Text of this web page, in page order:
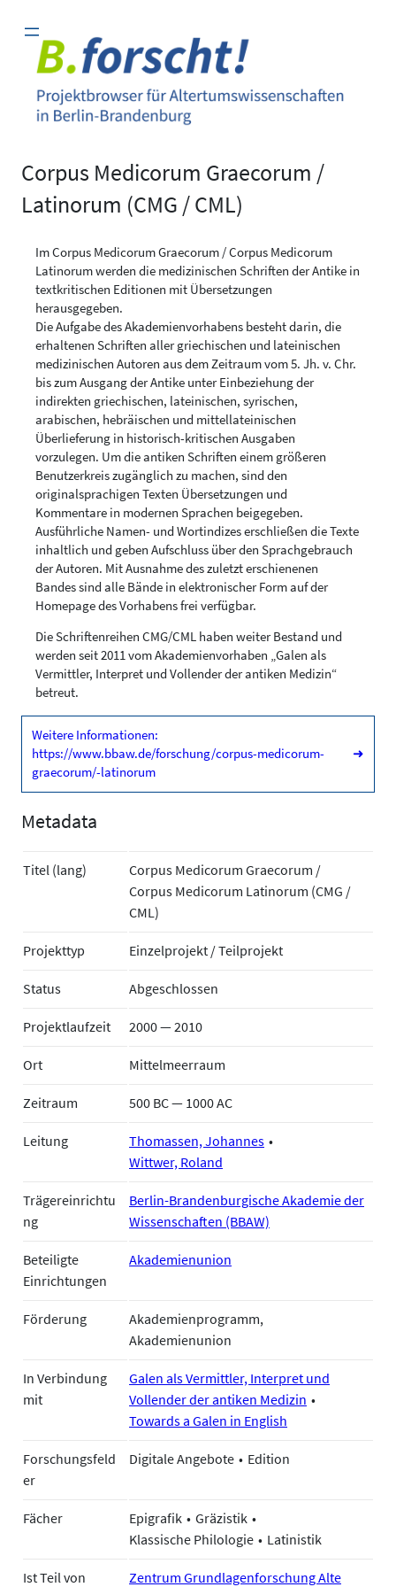
Inhalt
springen
Corpus Medicorum Graecorum /
Latinorum (CMG / CML)
Im Corpus Medicorum Graecorum / Corpus Medicorum
Latinorum werden die medizinischen Schriften der Antike in
textkritischen Editionen mit Übersetzungen
herausgegeben.
Die Aufgabe des Akademienvorhabens besteht darin, die
erhaltenen Schriften aller griechischen und lateinischen
medizinischen Autoren aus dem Zeitraum vom 5. Jh. v. Chr.
bis zum Ausgang der Antike unter Einbeziehung der
indirekten griechischen, lateinischen, syrischen,
arabischen, hebräischen und mittellateinischen
Überlieferung in historisch-kritischen Ausgaben
vorzulegen. Um die antiken Schriften einem größeren
Benutzerkreis zugänglich zu machen, sind den
originalsprachigen Texten Übersetzungen und
Kommentare in modernen Sprachen beigegeben.
Ausführliche Namen- und Wortindizes erschließen die Texte
inhaltlich und geben Aufschluss über den Sprachgebrauch
der Autoren. Mit Ausnahme des zuletzt erschienenen
Bandes sind alle Bände in elektronischer Form auf der
Homepage des Vorhabens frei verfügbar.
Die Schriftenreihen CMG/CML haben weiter Bestand und
werden seit 2011 vom Akademienvorhaben „Galen als
Vermittler, Interpret und Vollender der antiken Medizin“
betreut.
Weitere Informationen:
https://www.bbaw.de/forschung/corpus-medicorum-
graecorum/-latinorum
➜
Metadata
Titel (lang)
Corpus Medicorum Graecorum /
Corpus Medicorum Latinorum (CMG /
CML)
Projekttyp Einzelprojekt / Teilprojekt
Status Abgeschlossen
Projektlaufzeit 2000 — 2010
Ort Mittelmeerraum
Zeitraum 500 BC — 1000 AC
Leitung
Thomassen, Johannes
Wittwer, Roland
Trägereinrichtu
ng
Berlin-Brandenburgische Akademie der
Wissenschaften (BBAW)
Beteiligte
Einrichtungen
Akademienunion
Förderung
Akademienprogramm,
Akademienunion
In Verbindung
mit
Galen als Vermittler, Interpret und
Vollender der antiken Medizin
Towards a Galen in English
Forschungsfeld
er
Digitale Angebote Edition
Fächer Epigrafik
Gräzistik
Klassische Philologie
Latinistik
Ist Teil von Zentrum Grundlagenforschung Alte